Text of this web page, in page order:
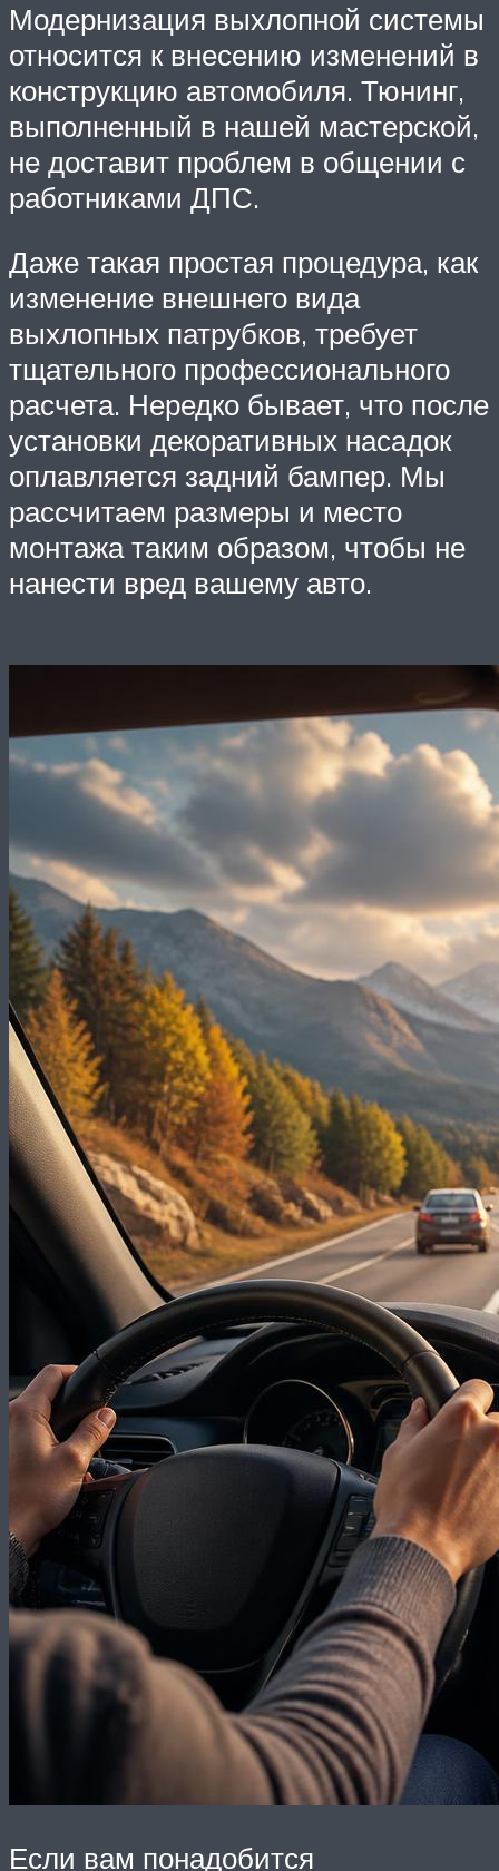
Модернизация выхлопной системы
относится к внесению изменений в
конструкцию автомобиля. Тюнинг,
выполненный в нашей мастерской,
не доставит проблем в общении с
работниками ДПС.
Даже такая простая процедура, как
изменение внешнего вида
выхлопных патрубков, требует
тщательного профессионального
расчета. Нередко бывает, что после
установки декоративных насадок
оплавляется задний бампер. Мы
рассчитаем размеры и место
монтажа таким образом, чтобы не
нанести вред вашему авто.
Если вам понадобится